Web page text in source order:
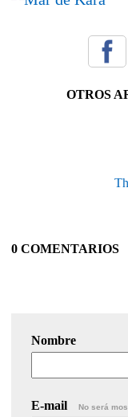
OTROS
0 COMENTARIOS
Nombre
E-mail No será